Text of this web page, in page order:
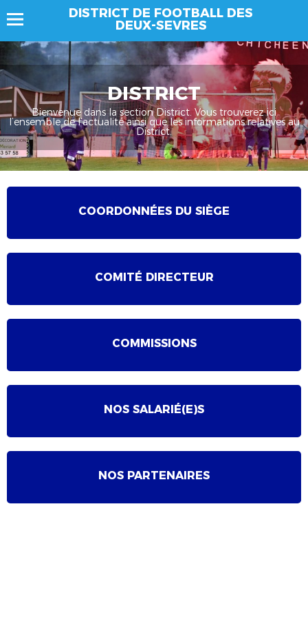
DISTRICT DE FOOTBALL DES
DEUX-SEVRES
DISTRICT
Bienvenue dans la section District. Vous trouverez ici
l’ensemble de l’actualité ainsi que les informations relatives au
District.
COORDONNÉES DU SIÈGE
COMITÉ DIRECTEUR
COMMISSIONS
NOS SALARIÉ(E)S
NOS PARTENAIRES